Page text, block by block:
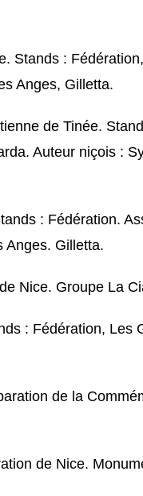
Stands :
Anges, Gilletta.
de Tinée.
Auteur niçois :
: Fédération.
Anges. Gilletta.
Nice. Groupe La
: Fédération, Les
de la
de Nice.